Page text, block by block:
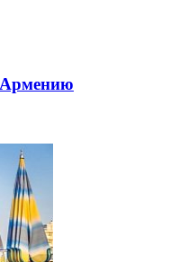
Армению